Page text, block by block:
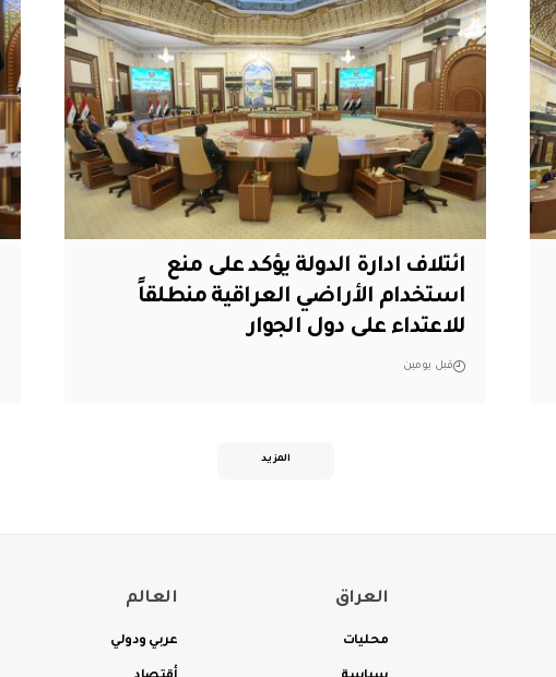
ائتلاف ادارة الدولة يؤكد على منع
استخدام الأراضي العراقية منطلقاً
للاعتداء على دول الجوار
قبل يومين
المزيد
العراق
محليات
العالم
عربي ودولي